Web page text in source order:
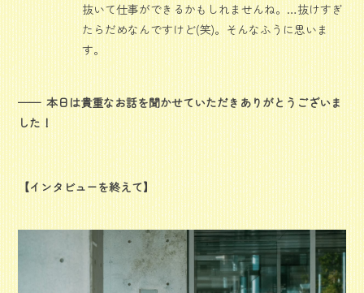
抜いて仕事ができるかもしれませんね。…抜けすぎ
たらだめなんですけど(笑)。そんなふうに思いま
す。
本日は貴重なお話を聞かせていただきありがとうございま
した！
【インタビューを終えて】